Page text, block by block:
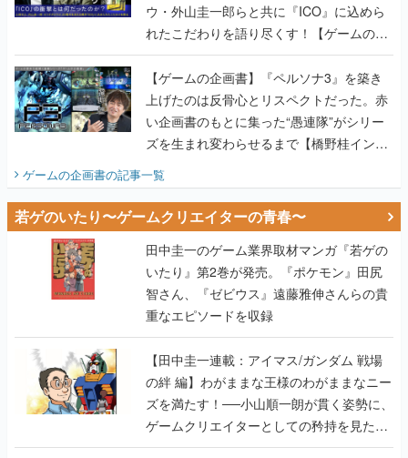
ウ・外山圭一郎らと共に『ICO』に込めら
れたこだわりを語り尽くす！【ゲームの企
画書】
【ゲームの企画書】『ペルソナ3』を築き
上げたのは反骨心とリスペクトだった。赤
い企画書のもとに集った“愚連隊”がシリー
ズを生まれ変わらせるまで【橋野桂インタ
ゲームの企画書の記事一覧
若ゲのいたり〜ゲームクリエイターの青春〜
田中圭一のゲーム業界取材マンガ『若ゲの
いたり』第2巻が発売。『ポケモン』田尻
智さん、『ゼビウス』遠藤雅伸さんらの貴
重なエピソードを収録
【田中圭一連載：アイマス/ガンダム 戦場
の絆 編】わがままな王様のわがままなニー
ズを満たす！──小山順一朗が貫く姿勢に、
ゲームクリエイターとしての矜持を見た
【若ゲのいたり最終回】